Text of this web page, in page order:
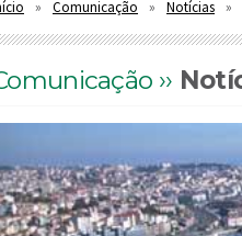
Comunicação Notícias
››